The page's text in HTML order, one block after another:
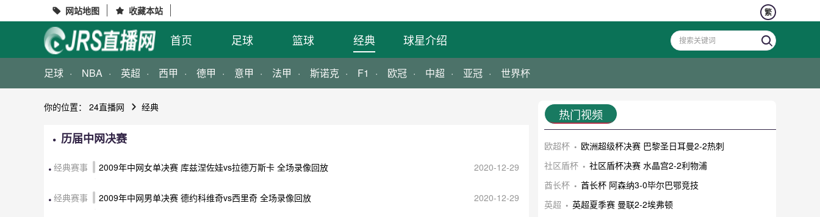
 网站地图  收藏本站 繁
首页 足球 篮球 经典 球星介绍
足球 NBA 英超 西甲 德甲 意甲 法甲 斯诺克 F1 欧冠 中超 亚冠 世界杯
你的位置： 24直播网 经典
历届中网决赛
经典赛事 2009年中网女单决赛 库兹涅佐娃vs拉德万斯卡 全场录像回放 2020-12-29
经典赛事 2009年中网男单决赛 德约科维奇vs西里奇 全场录像回放 2020-12-29
热门视频
欧超杯
欧洲超级杯决赛 巴黎圣日耳曼2-2热刺
社区盾杯
社区盾杯决赛 水晶宫2-2利物浦
酋长杯
酋长杯 阿森纳3-0毕尔巴鄂竞技
英超
英超夏季赛 曼联2-2埃弗顿